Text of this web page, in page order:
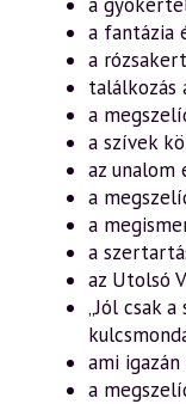
a fantázia
a
találkozás
a
a szívek
az unalom
a
a
a
az Utolsó
„Jól csak
ami
a